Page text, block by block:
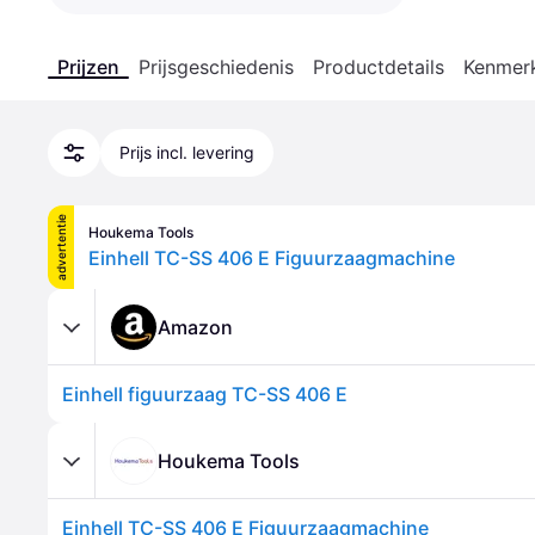
Prijzen Prijsgeschiedenis Productdetails
Prijs incl. levering
advertentie Houkema Tools
Einhell TC-SS 406 E Figuurzaagmachine
Amazon
Einhell figuurzaag TC-SS 406 E
Houkema Tools
Einhell TC-SS 406 E Figuurzaagmachine